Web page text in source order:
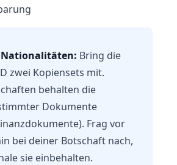
Bring die
zwei Kopiensets mit.
behalten die
Dokumente
Frag vor
bei deiner Botschaft nach,
sie einbehalten.